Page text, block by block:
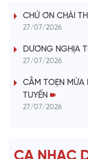
CHỨ ƠN CHÀI
27/07/2026
DƯƠNG NGHỊA
27/07/2026
CẰM TOẸN MỪA
TUYẾN
27/07/2026